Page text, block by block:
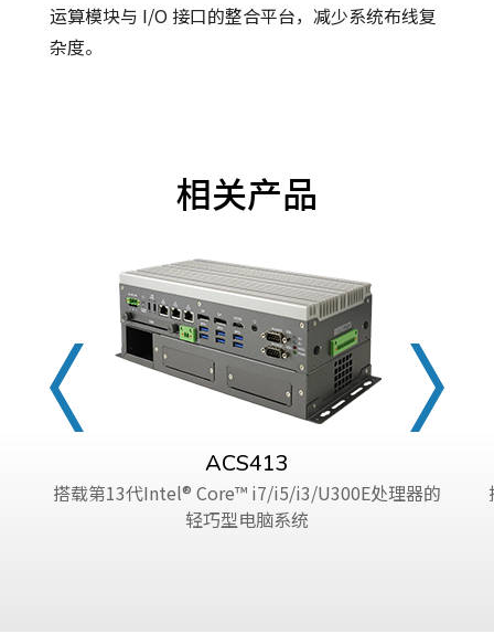
运算模块与 I/O 接口的整合平台，减少系统布线复
杂度。
相关产品
ACS413
搭载第13代Intel® Core™ i7/i5/i3/U300E处理器的
轻巧型电脑系统